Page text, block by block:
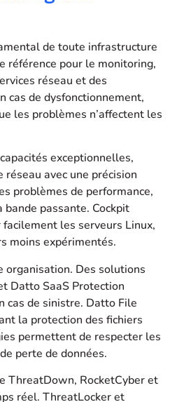
de toute infrastructure
référence pour le monitoring,
réseau et des
cas de dysfonctionnement,
les problèmes n’affectent les
exceptionnelles,
avec une précision
problèmes de performance,
passante. Cockpit
les serveurs Linux,
moins expérimentés.
organisation. Des solutions
Datto SaaS Protection
cas de sinistre. Datto File
la protection des fichiers
permettent de respecter les
perte de données.
ThreatDown, RocketCyber et
réel. ThreatLocker et